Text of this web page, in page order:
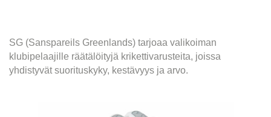
SG (Sanspareils Greenlands) tarjoaa valikoiman
klubipelaajille räätälöityjä krikettivarusteita, joissa
yhdistyvät suorituskyky, kestävyys ja arvo.